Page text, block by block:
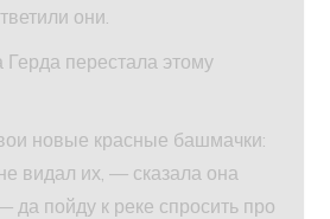
они.
перестала этому
новые красные башмачки:
видал их, — сказала она
пойду к реке спросить про